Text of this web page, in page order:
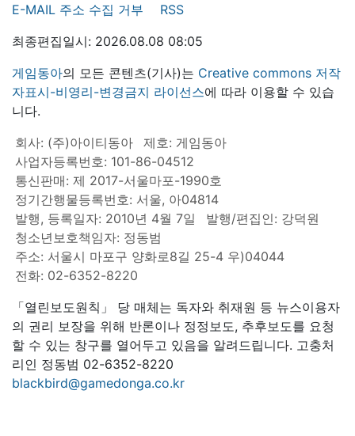
E-MAIL 주소 수집 거부
RSS
최종편집일시: 2026.08.08 08:05
게임동아의 모든 콘텐츠(기사)는 Creative commons 저작
자표시-비영리-변경금지 라이선스에 따라 이용할 수 있습
니다.
회사: (주)아이티동아
제호: 게임동아
사업자등록번호: 101-86-04512
통신판매: 제 2017-서울마포-1990호
정기간행물등록번호: 서울, 아04814
발행, 등록일자: 2010년 4월 7일
발행/편집인: 강덕원
청소년보호책임자: 정동범
주소: 서울시 마포구 양화로8길 25-4 우)04044
전화: 02-6352-8220
「열린보도원칙」 당 매체는 독자와 취재원 등 뉴스이용자
의 권리 보장을 위해 반론이나 정정보도, 추후보도를 요청
할 수 있는 창구를 열어두고 있음을 알려드립니다. 고충처
리인 정동범 02-6352-8220
blackbird@gamedonga.co.kr